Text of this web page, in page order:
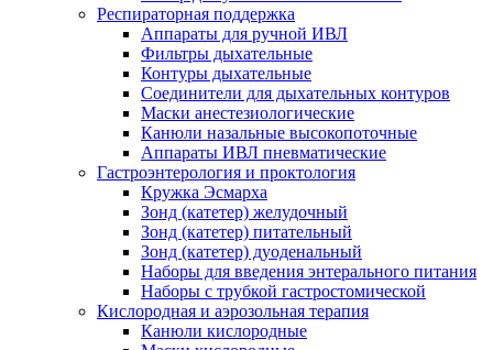
Респираторная поддержка
Аппараты для ручной ИВЛ
Фильтры дыхательные
Контуры дыхательные
Соединители для дыхательных контуров
Маски анестезиологические
Канюли назальные высокопоточные
Аппараты ИВЛ пневматические
Гастроэнтерология и проктология
Кружка Эсмарха
Зонд (катетер) желудочный
Зонд (катетер) питательный
Зонд (катетер) дуоденальный
Наборы для введения энтерального питания
Наборы с трубкой гастростомической
Кислородная и аэрозольная терапия
Канюли кислородные